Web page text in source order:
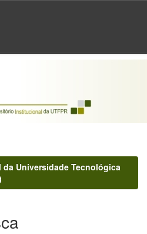
Universidade Tecnológica